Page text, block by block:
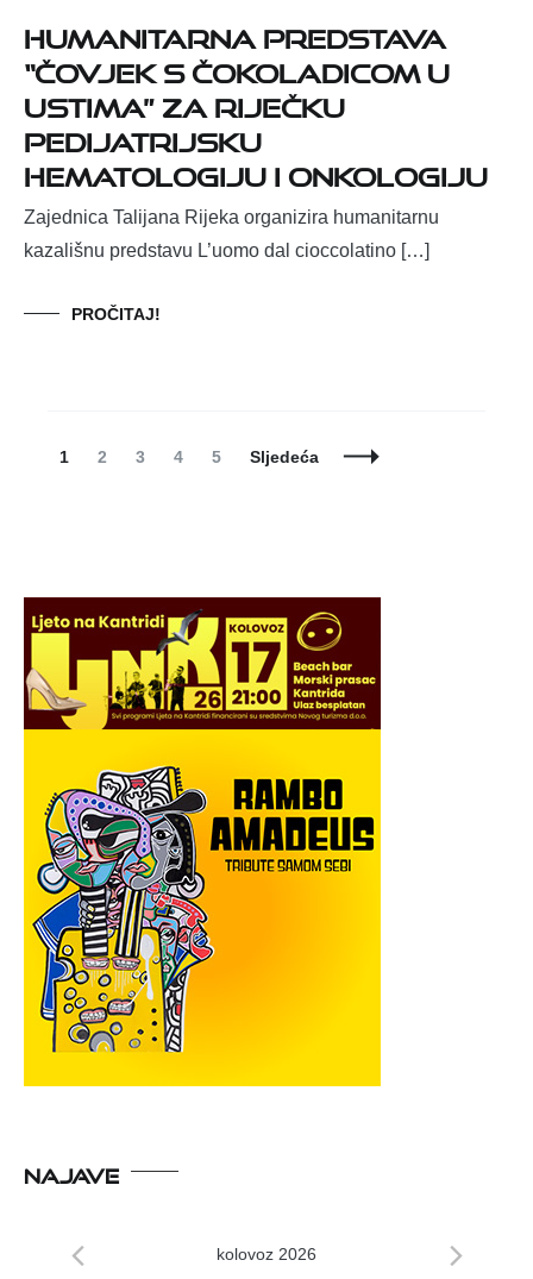
Humanitarna predstava
“Čovjek s čokoladicom u
ustima” za riječku
pedijatrijsku
hematologiju i onkologiju
Zajednica Talijana Rijeka organizira humanitarnu
kazališnu predstavu L’uomo dal cioccolatino […]
PROČITAJ!
Posts
Page
1 Page
2 Page
3 Page
4 Page
5 Sljedeća
NAJAVE
kolovoz 2026